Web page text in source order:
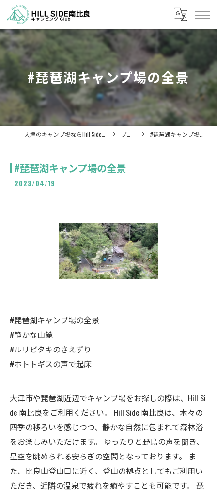
#琵琶湖キャンプ場の全景
ブログ #琵琶湖キャンプ場の全景
#琵琶湖キャンプ場の全景
2023/04/19
#琵琶湖キャンプ場の全景
#静かな山麓
#ルリビタキのさえずり
#ホトトギスの声で起床
大津市や琵琶湖近辺でキャンプ場をお探しの際は、Hill Si
de 南比良をご利用ください。 Hill Side 南比良は、木々の
四季の移ろいを感じつつ、静かな自然に包まれて森林浴
をお楽しみいただけます。 ゆったりと野鳥の声を聞き、
星空を眺められる安らぎの空間となっております。 ま
た、比良山登山口に近く、登山の拠点としてもご利用い
ただき、近隣の温泉で疲れを癒やすことも可能です。 琵